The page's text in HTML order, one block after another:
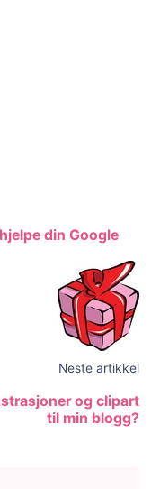
din Google
Neste artikkel
og clipart
til min blogg?